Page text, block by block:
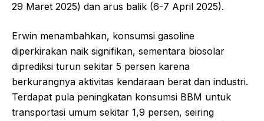
29 Maret 2025) dan arus balik (6-7 April 2025).
Erwin menambahkan, konsumsi gasoline
diperkirakan naik signifikan, sementara biosolar
diprediksi turun sekitar 5 persen karena
berkurangnya aktivitas kendaraan berat dan industri.
Terdapat pula peningkatan konsumsi BBM untuk
transportasi umum sekitar 1,9 persen, seiring